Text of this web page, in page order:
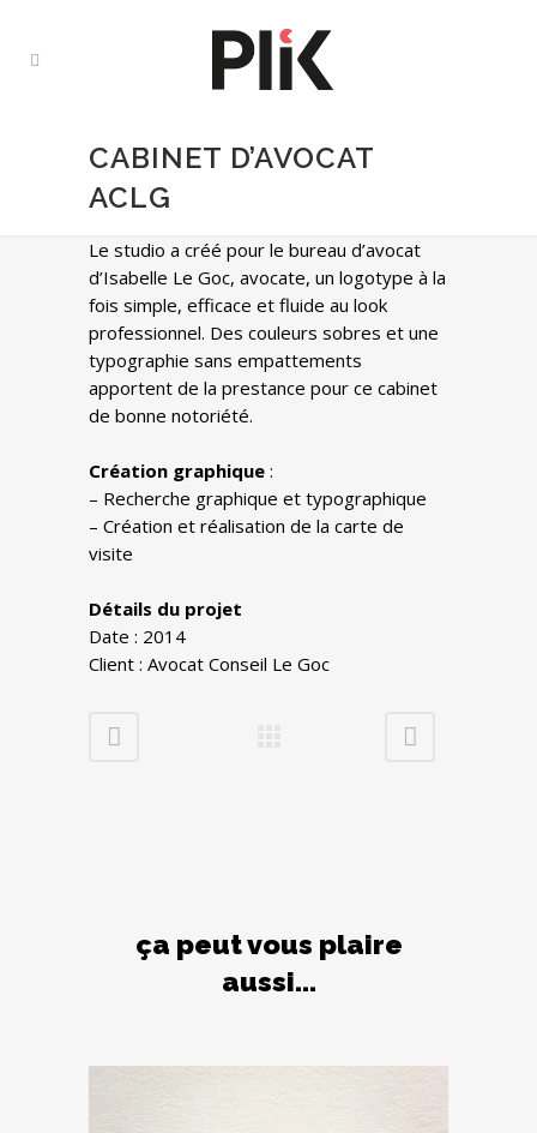
CABINET D’AVOCAT
ACLG
Le studio a créé pour le bureau d’avocat
d’Isabelle Le Goc, avocate, un logotype à la
fois simple, efficace et fluide au look
professionnel. Des couleurs sobres et une
typographie sans empattements
apportent de la prestance pour ce cabinet
de bonne notoriété.
Création graphique :
– Recherche graphique et typographique
– Création et réalisation de la carte de
visite
Détails du projet
Date : 2014
Client : Avocat Conseil Le Goc
ça peut vous plaire
aussi...